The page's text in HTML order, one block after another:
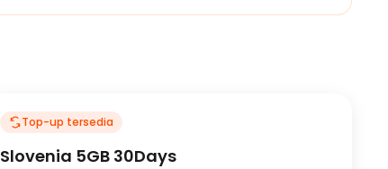
Top-up tersedia
Slovenia 5GB 30Days